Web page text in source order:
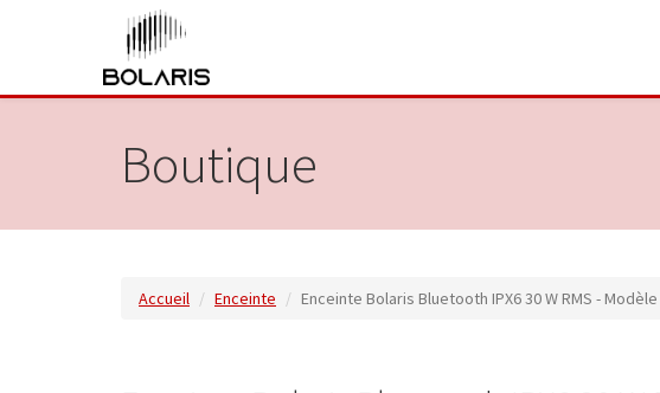
Boutique
Accueil Enceinte Enceinte Bolaris Bluetooth IPX6 30 W RMS -